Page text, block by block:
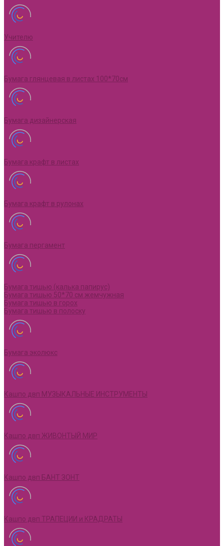
Учителю
Бумага глянцевая в листах 100*70см
Бумага дизайнерская
Бумага крафт в листах
Бумага крафт в рулонах
Бумага пергамент
Бумага тишью (калька папирус)
Бумага тишью 50*70 см жемчужная
Бумага тишью в горох
Бумага тишью в полоску
Бумага эколюкс
Кашпо двп МУЗЫКАЛЬНЫЕ ИНСТРУМЕНТЫ
Кашпо двп ЖИВОНТЫЙ МИР
Кашпо двп БАНТ ЗОНТ
Кашпо двп ТРАПЕЦИИ и КРАДРАТЫ